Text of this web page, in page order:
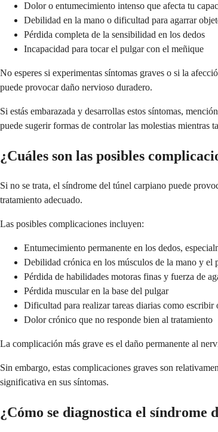
Dolor o entumecimiento intenso que afecta tu
Debilidad en la mano o dificultad para agarrar
Pérdida completa de la sensibilidad en los dedos
Incapacidad para tocar el pulgar con el meñique
No esperes si experimentas síntomas graves o si la
puede provocar daño nervioso duradero.
Si estás embarazada y desarrollas estos síntomas,
puede sugerir formas de controlar las molestias mientras
¿Cuáles son las posibles
Si no se trata, el síndrome del túnel carpiano puede
tratamiento adecuado.
Las posibles complicaciones incluyen:
Entumecimiento permanente en los dedos,
Debilidad crónica en los músculos de la mano y el
Pérdida de habilidades motoras finas y fuerza de
Pérdida muscular en la base del pulgar
Dificultad para realizar tareas diarias como escribir
Dolor crónico que no responde bien al tratamiento
La complicación más grave es el daño permanente al
Sin embargo, estas complicaciones graves son
significativa en sus síntomas.
¿Cómo se diagnostica el síndrome